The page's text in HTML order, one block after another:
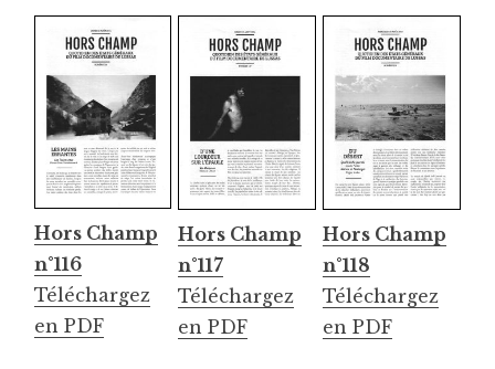
Hors Champ
n°116
Téléchargez
en PDF
Hors Champ
n°117
Téléchargez
en PDF
Hors Champ
n°118
Téléchargez
en PDF